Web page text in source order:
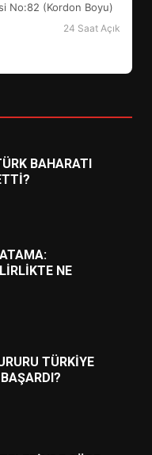
No:82 (Kordon Boyu)
24 Saat Açık
GÖZLER
BAHARATI
NE
TÜRKİYE